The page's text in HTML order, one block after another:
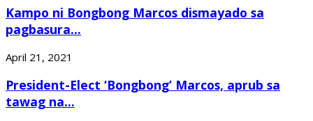
Kampo ni Bongbong Marcos dismayado sa
pagbasura...
April 21, 2021
President-Elect ‘Bongbong’ Marcos, aprub sa
tawag na...